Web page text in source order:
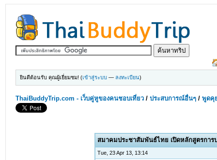
ยินดีต้อนรับ คุณผู้เยี่ยมชม! (เข้าสู่ระบบ — ลงทะเบียน)
ThaiBuddyTrip.com - เว็บคู่หูของคนชอบเที่ยว /ประสบการณ์อื่นๆ /พูดคุ
สมาคมประชาสัมพันธ์ไทย เปิดหลักสูตรการ
Tue, 23 Apr 13, 13:14